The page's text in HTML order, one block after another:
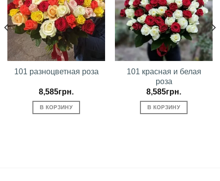
101 разноцветная роза
8,585грн.
В КОРЗИНУ
101 красная и белая
роза
8,585грн.
В КОРЗИНУ